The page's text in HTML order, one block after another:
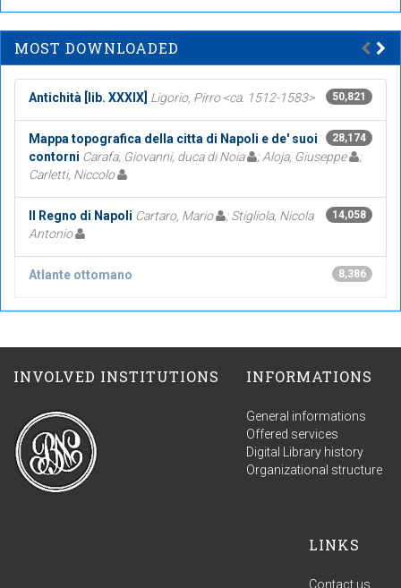
MOST DOWNLOADED
50,821
Antichità [lib. XXXIX] Ligorio, Pirro <ca. 1512-1583>
28,174
Mappa topografica della citta di Napoli e de' suoi
contorni Carafa, Giovanni, duca di Noia ; Aloja, Giuseppe
;
Carletti, Niccolo
14,058
Il Regno di Napoli Cartaro, Mario
; Stigliola, Nicola
Antonio
8,386
Atlante ottomano
INVOLVED INSTITUTIONS INFORMATIONS
General informations
Offered services
Digital Library history
Organizational structure
LINKS
Contact us